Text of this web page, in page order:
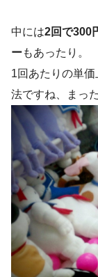
中には2回で300
ーもあったり。
1回あたりの単
法ですね、まっ